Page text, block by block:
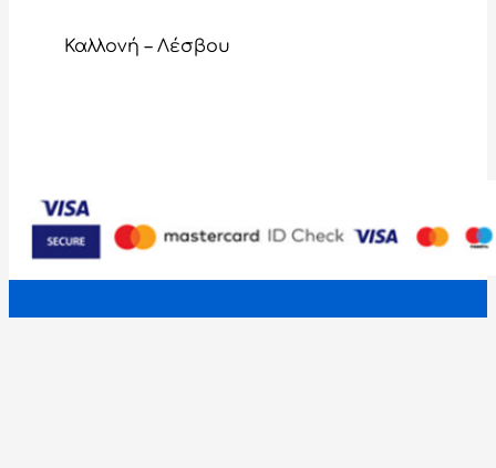
Καλλονή – Λέσβου